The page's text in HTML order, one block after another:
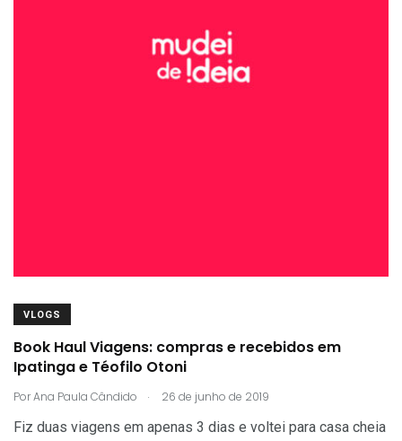
VLOGS
Book Haul Viagens: compras e recebidos em
Ipatinga e Téofilo Otoni
PorAna Paula Cândido . 26 de junho de 2019
Fiz duas viagens em apenas 3 dias e voltei para casa cheia